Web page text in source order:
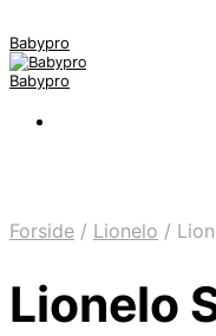
Babypro
Babypro
Forside / Lionelo /
Lionelo